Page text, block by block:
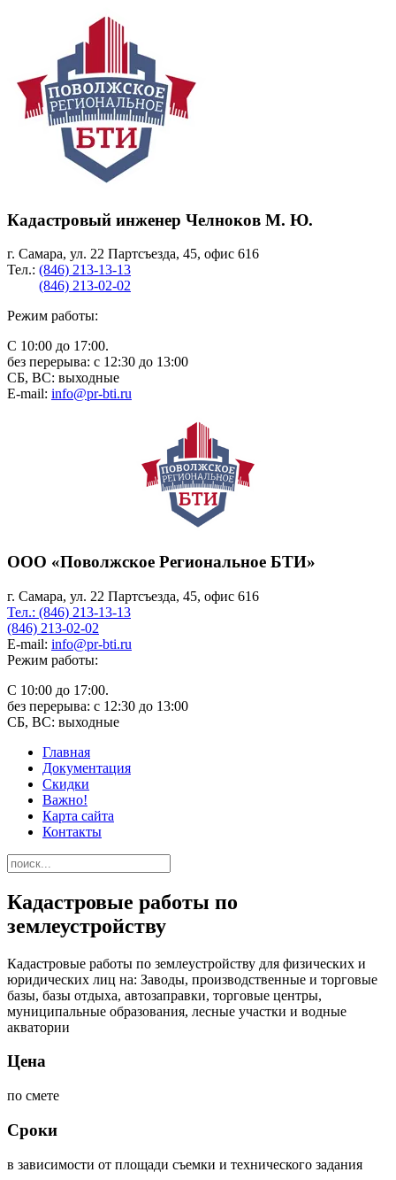
Кадастровый инженер Челноков М. Ю.
г. Самара, ул. 22 Партсъезда, 45, офис 616
Тел.: (846) 213-13-13
(846) 213-02-02
Режим работы:
С 10:00 до 17:00.
без перерыва: с 12:30 до 13:00
СБ, ВС: выходные
E-mail: info@pr-bti.ru
ООО «Поволжское Региональное БТИ»
г. Самара, ул. 22 Партсъезда, 45, офис 616
Тел.: (846) 213-13-13
(846) 213-02-02
E-mail: info@pr-bti.ru
Режим работы:
С 10:00 до 17:00.
без перерыва: с 12:30 до 13:00
СБ, ВС: выходные
Главная
Документация
Скидки
Важно!
Карта сайта
Контакты
Кадастровые работы по
землеустройству
Кадастровые работы по землеустройству для физических и
юридических лиц на: Заводы, производственные и торговые
базы, базы отдыха, автозаправки, торговые центры,
муниципальные образования, лесные участки и водные
акватории
Цена
по смете
Сроки
в зависимости от площади съемки и технического задания